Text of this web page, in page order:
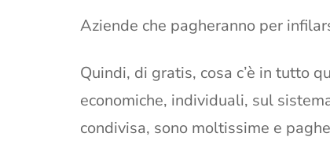
Aziende che pagheranno per
Quindi, di gratis, cosa c’è in tutto
economiche, individuali, sul
condivisa, sono moltissime e